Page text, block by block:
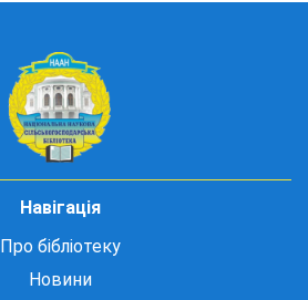
Навігація
Про бібліотеку
Новини